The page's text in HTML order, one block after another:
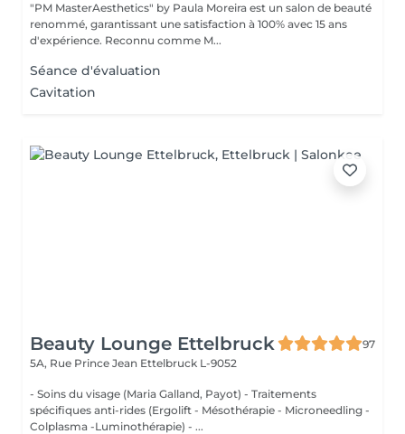
"PM MasterAesthetics" by Paula Moreira est un salon de beauté
renommé, garantissant une satisfaction à 100% avec 15 ans
d'expérience. Reconnu comme M...
Séance d'évaluation
Cavitation
Beauty Lounge Ettelbruck
97
5A, Rue Prince Jean Ettelbruck L-9052
- Soins du visage (Maria Galland, Payot) - Traitements
spécifiques anti-rides (Ergolift - Mésothérapie - Microneedling -
Colplasma -Luminothérapie) - ...